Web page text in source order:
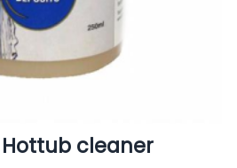
Hottub cleaner